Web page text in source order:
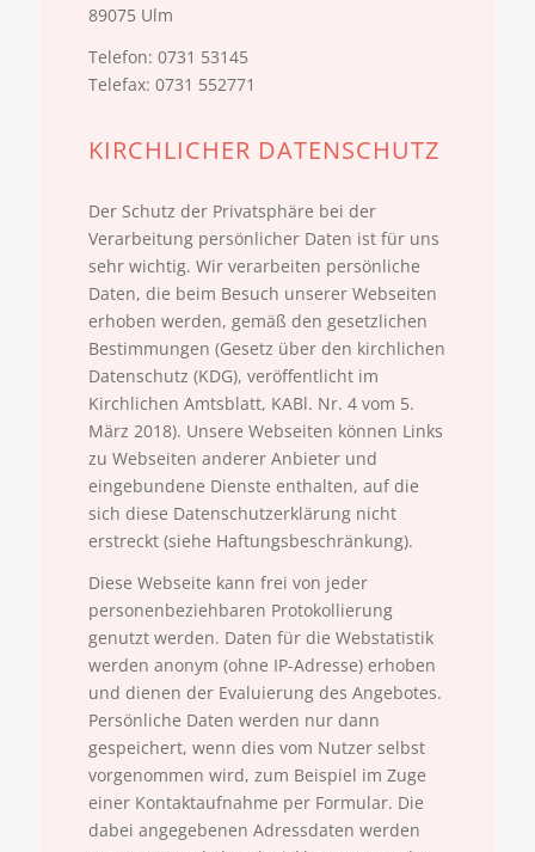
89075 Ulm
Telefon: 0731 53145
Telefax: 0731 552771
KIRCHLICHER DATEN­SCHUTZ
Der Schutz der Privatsphäre bei der
Verarbeitung persönlicher Daten ist für uns
sehr wichtig. Wir verarbeiten persönliche
Daten, die beim Besuch unserer Webseiten
erhoben werden, gemäß den gesetzlichen
Bestimmungen (Gesetz über den kirchlichen
Datenschutz (KDG), veröffentlicht im
Kirchlichen Amtsblatt, KABl. Nr. 4 vom 5.
März 2018). Unsere Webseiten können Links
zu Webseiten anderer Anbieter und
eingebundene Dienste enthalten, auf die
sich diese Datenschutzerklärung nicht
erstreckt (siehe Haftungsbeschränkung).
Diese Webseite kann frei von jeder
personenbeziehbaren Protokollierung
genutzt werden. Daten für die Webstatistik
werden anonym (ohne IP-Adresse) erhoben
und dienen der Evaluierung des Angebotes.
Persönliche Daten werden nur dann
gespeichert, wenn dies vom Nutzer selbst
vorgenommen wird, zum Beispiel im Zuge
einer Kontaktaufnahme per Formular. Die
dabei angegebenen Adressdaten werden